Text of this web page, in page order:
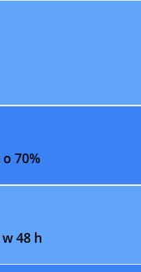
70%
48 h